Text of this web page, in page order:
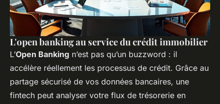
L'open banking au service du crédit immobilier
L’Open Banking n’est pas qu’un buzzword : il
accélère réellement les processus de crédit. Grâce au
partage sécurisé de vos données bancaires, une
fintech peut analyser votre flux de trésorerie en